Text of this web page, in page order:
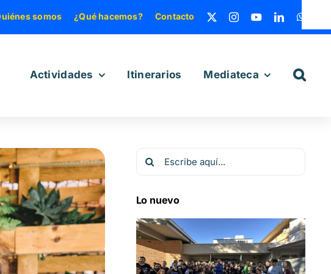
somos ¿Qué hacemos? Contacto
Actividades Itinerarios Mediateca
Buscar:
Lo nuevo